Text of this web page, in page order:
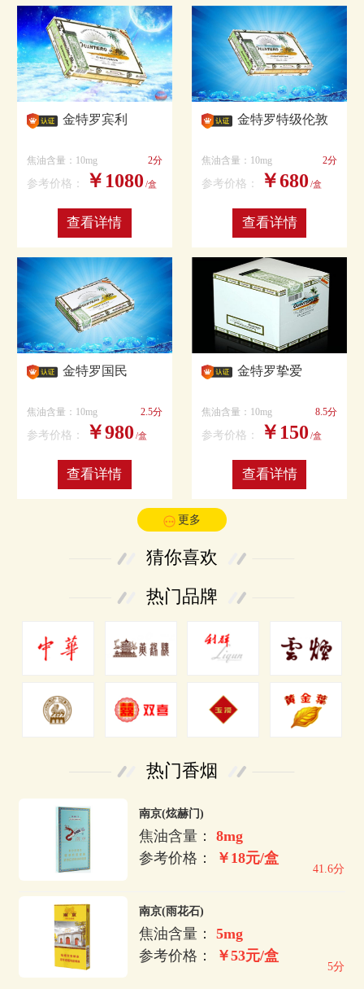
金特罗宾利
焦油含量：10mg 2分
参考价格： ￥1080 /盒
查看详情
金特罗特级伦敦
焦油含量：10mg 2分
参考价格： ￥680 /盒
查看详情
金特罗国民
焦油含量：10mg 2.5分
参考价格： ￥980 /盒
查看详情
金特罗挚爱
焦油含量：10mg 8.5分
参考价格： ￥150 /盒
查看详情
更多
猜你喜欢
热门品牌
热门香烟
南京(炫赫门)
焦油含量：8mg
参考价格：
￥18元/盒
41.6分
南京(雨花石)
焦油含量：5mg
参考价格：
￥53元/盒
5分